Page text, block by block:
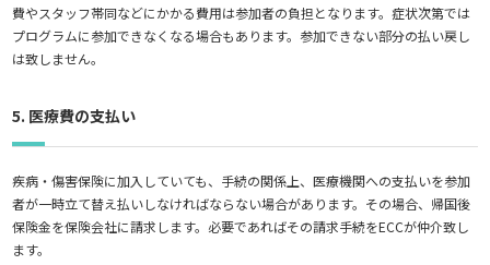
費やスタッフ帯同などにかかる費用は参加者の負担となります。症状次第では
プログラムに参加できなくなる場合もあります。参加できない部分の払い戻し
は致しません。
5. 医療費の支払い
疾病・傷害保険に加入していても、手続の関係上、医療機関への支払いを参加
者が一時立て替え払いしなければならない場合があります。その場合、帰国後
保険金を保険会社に請求します。必要であればその請求手続をECCが仲介致し
ます。